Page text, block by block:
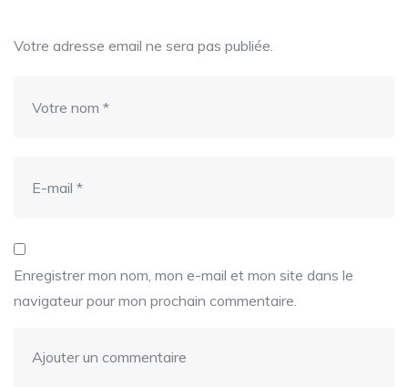
Votre adresse email ne sera pas publiée.
Enregistrer mon nom, mon e-mail et mon site dans le
navigateur pour mon prochain commentaire.